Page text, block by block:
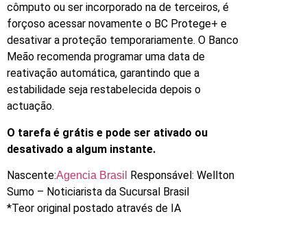
cômputo ou ser incorporado na de terceiros, é
forçoso acessar novamente o BC Protege+ e
desativar a proteção temporariamente. O Banco
Meão recomenda programar uma data de
reativação automática, garantindo que a
estabilidade seja restabelecida depois o
actuação.
O tarefa é grátis e pode ser ativado ou
desativado a algum instante.
Nascente:Agencia Brasil Responsável: Wellton
Sumo – Noticiarista da Sucursal Brasil
*Teor original postado através de IA